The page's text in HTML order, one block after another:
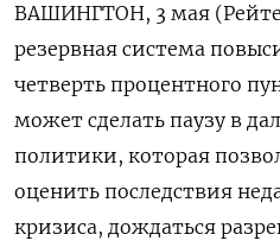
ВАШИНГТОН, 3 мая
резервная система
четверть процентного
может сделать паузу в
политики, которая
оценить последствия
кризиса, дождаться